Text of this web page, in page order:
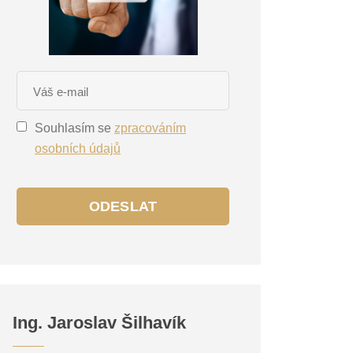
Souhlasím se zpracováním
osobních údajů
ODESLAT
Ing. Jaroslav Šilhavík